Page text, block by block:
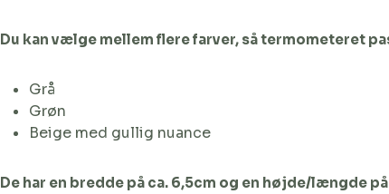
Du kan vælge mellem flere farver, så termometeret
Grå
Grøn
Beige med gullig nuance
De har en bredde på ca. 6,5cm og en højde/længde